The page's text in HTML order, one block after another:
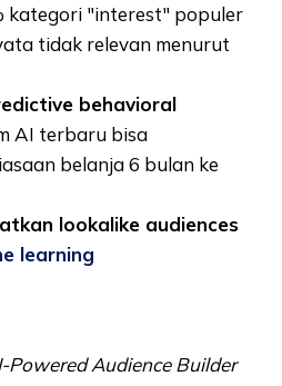
kategori "interest" populer
tidak relevan menurut
behavioral
AI terbaru bisa
belanja 6 bulan ke
lookalike audiences
learning
Powered Audience Builder